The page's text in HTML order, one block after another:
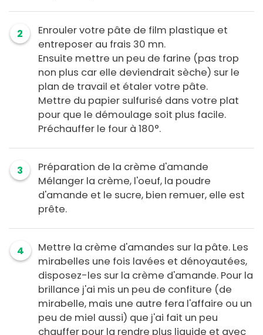
2
Enrouler votre pâte de film plastique et
entreposer au frais 30 mn.
Ensuite mettre un peu de farine (pas trop
non plus car elle deviendrait sèche) sur le
plan de travail et étaler votre pâte.
Mettre du papier sulfurisé dans votre plat
pour que le démoulage soit plus facile.
Préchauffer le four à 180°.
3
Préparation de la crème d'amande
Mélanger la crème, l'oeuf, la poudre
d'amande et le sucre, bien remuer, elle est
prête.
4
Mettre la crème d'amandes sur la pâte. Les
mirabelles une fois lavées et dénoyautées,
disposez-les sur la crème d'amande. Pour la
brillance j'ai mis un peu de confiture (de
mirabelle, mais une autre fera l'affaire ou un
peu de miel aussi) que j'ai fait un peu
chauffer pour la rendre plus liquide et avec